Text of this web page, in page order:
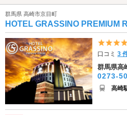
群馬県 高崎市京目町
HOTEL GRASSINO PREMIUM
口コミ3
群馬県高
0273-
高崎